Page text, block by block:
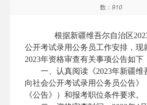
数： 910
根据新疆维吾尔自治区
公开考试录用公务员工作安排，现
2023年资格审查有关事项公告如下
一、认真阅读《2023年新疆维
向社会公开考试录用公务员公告》
《公告》）和报考职位条件要求。